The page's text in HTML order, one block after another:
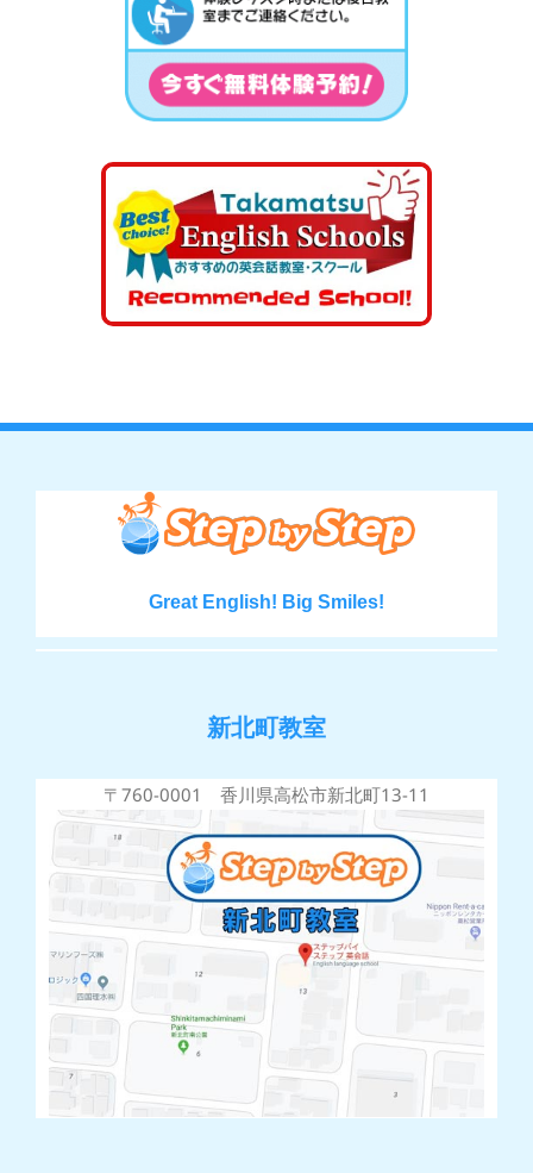
Great English! Big Smiles!
新北町教室
〒760-0001 香川県高松市新北町13-11